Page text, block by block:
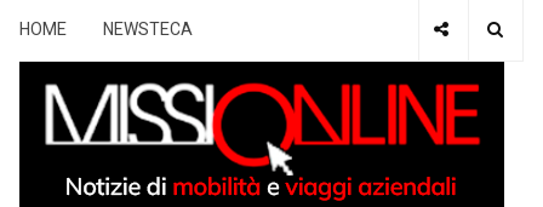
HOME NEWSTECA